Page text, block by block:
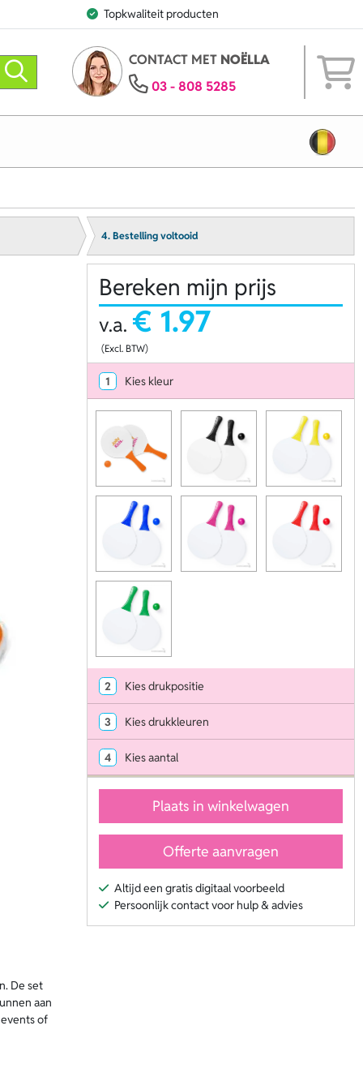
Topkwaliteit producten
CONTACT MET NOËLLA
03 - 808 5285
4. Bestelling voltooid
De set
aan
of
Bereken mijn prijs
v.a. € 1.97
(Excl. BTW)
1 Kies kleur
2 Kies drukpositie
3 Kies drukkleuren
4 Kies aantal
Plaats in winkelwagen
Offerte aanvragen
Altijd een gratis digitaal voorbeeld
Persoonlijk contact voor hulp & advies